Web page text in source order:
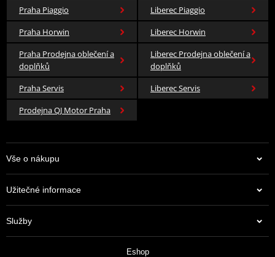
Praha Piaggio
Liberec Piaggio
Praha Horwin
Liberec Horwin
Praha Prodejna oblečení a
doplňků
Liberec Prodejna oblečení a
doplňků
Praha Servis
Liberec Servis
Prodejna QJ Motor Praha
Vše o nákupu
Užitečné informace
Služby
Eshop